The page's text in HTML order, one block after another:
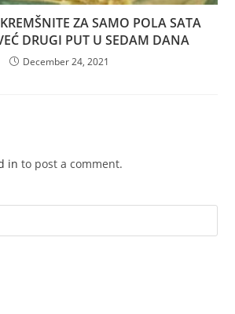
ZA SAMO POLA SATA
DRUGI PUT U SEDAM DANA
December 24, 2021
in to post a comment.